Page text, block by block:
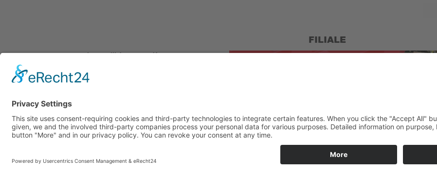
FILIALE
Pieper Grillshop-24/Golf
45964 Gladbeck
Rockwoolstr. 35
45966 Gladbeck